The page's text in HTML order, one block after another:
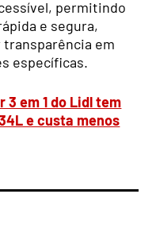
permitindo
e segura,
em
específicas.
3 em 1 do Lidl tem
e custa menos